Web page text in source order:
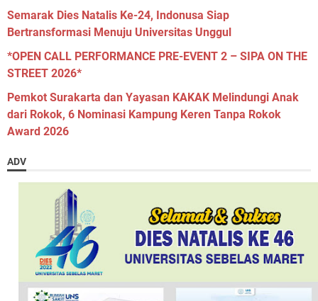
Semarak Dies Natalis Ke-24, Indonusa Siap
Bertransformasi Menuju Universitas Unggul
*OPEN CALL PERFORMANCE PRE-EVENT 2 – SIPA ON THE
STREET 2026*
Pemkot Surakarta dan Yayasan KAKAK Melindungi Anak
dari Rokok, 6 Nominasi Kampung Keren Tanpa Rokok
Award 2026
ADV